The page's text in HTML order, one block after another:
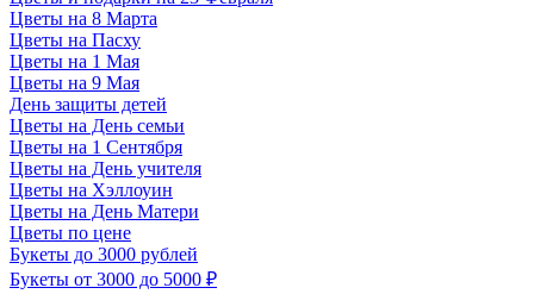
Цветы на 8 Марта
Цветы на Пасху
Цветы на 1 Мая
Цветы на 9 Мая
День защиты детей
Цветы на День семьи
Цветы на 1 Сентября
Цветы на День учителя
Цветы на Хэллоуин
Цветы на День Матери
Цветы по цене
Букеты до 3000 рублей
Букеты от 3000 до 5000 ₽